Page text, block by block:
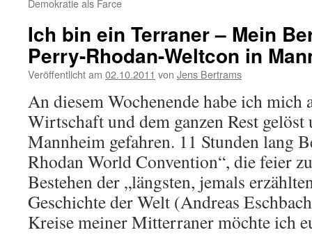
Demokratie als Farce
Ich bin ein Terraner – Mein
Perry-Rhodan-Weltcon in
Veröffentlicht am 02.10.2011 von Jens Bertrams
An diesem Wochenende habe ich mich
Wirtschaft und dem ganzen Rest gelöst
Mannheim gefahren. 11 Stunden lang
Rhodan World Convention“, die feier
Bestehen der „längsten, jemals
Geschichte der Welt (Andreas
Kreise meiner Mitterraner möchte ich